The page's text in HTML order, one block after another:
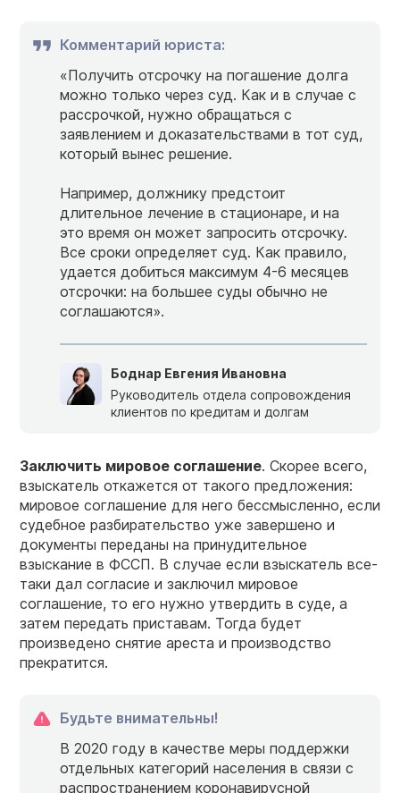
Комментарий юриста:
«Получить отсрочку на погашение долга
можно только через суд. Как и в случае с
рассрочкой, нужно обращаться с
заявлением и доказательствами в тот суд,
который вынес решение.
Например, должнику предстоит
длительное лечение в стационаре, и на
это время он может запросить отсрочку.
Все сроки определяет суд. Как правило,
удается добиться максимум 4-6 месяцев
отсрочки: на большее суды обычно не
соглашаются».
Боднар Евгения Ивановна
Руководитель отдела сопровождения
клиентов по кредитам и долгам
Заключить мировое соглашение. Скорее всего,
взыскатель откажется от такого предложения:
мировое соглашение для него бессмысленно, если
судебное разбирательство уже завершено и
документы переданы на принудительное
взыскание в ФССП. В случае если взыскатель все-
таки дал согласие и заключил мировое
соглашение, то его нужно утвердить в суде, а
затем передать приставам. Тогда будет
произведено снятие ареста и производство
прекратится.
Будьте внимательны!
В 2020 году в качестве меры поддержки
отдельных категорий населения в связи с
распространением коронавирусной